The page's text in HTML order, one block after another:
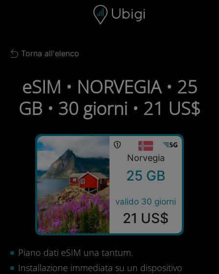
Barra di navigazione
Back to list
Torna all'elenco
eSIM • NORVEGIA • 25
GB • 30 giorni • 21 US$
Norvegia
25 GB
valido 30 giorni
21 US$
Piano dati eSIM una tantum.
Installazione immediata su un dispositivo